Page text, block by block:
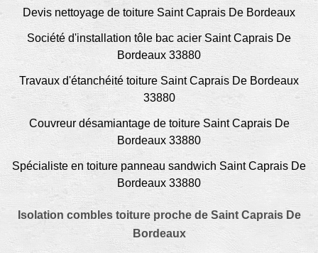
Devis nettoyage de toiture Saint Caprais De Bordeaux
Société d'installation tôle bac acier Saint Caprais De
Bordeaux 33880
Travaux d'étanchéité toiture Saint Caprais De Bordeaux
33880
Couvreur désamiantage de toiture Saint Caprais De
Bordeaux 33880
Spécialiste en toiture panneau sandwich Saint Caprais De
Bordeaux 33880
Isolation combles toiture proche de Saint Caprais De
Bordeaux